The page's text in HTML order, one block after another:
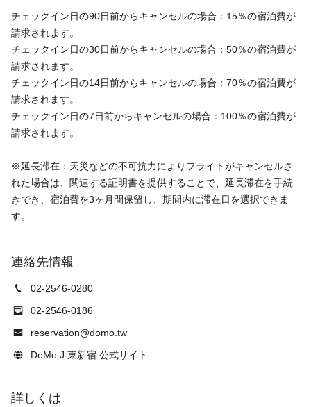
チェックイン日の90日前からキャンセルの場合：15％の宿泊費が
請求されます。
チェックイン日の30日前からキャンセルの場合：50％の宿泊費が
請求されます。
チェックイン日の14日前からキャンセルの場合：70％の宿泊費が
請求されます。
チェックイン日の7日前からキャンセルの場合：100％の宿泊費が
請求されます。
※延長滞在：天災などの不可抗力によりフライトがキャンセルさ
れた場合は、関連する証明書を提供することで、延長滞在を手続
きでき、宿泊費を3ヶ月間保留し、期間内に滞在日を選択できま
連絡先情報
02-2546-0280
02-2546-0186
reservation@domo.tw
DoMo J 東新宿 公式サイト
詳しくは